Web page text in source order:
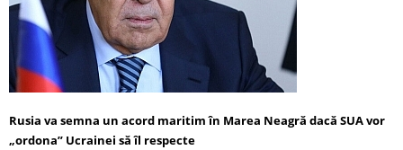
Rusia va semna un acord maritim în Marea Neagră dacă SUA vor
„ordona” Ucrainei să îl respecte